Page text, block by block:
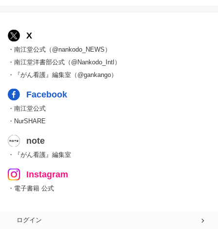
X
・南江堂公式（@nankodo_NEWS）
・南江堂洋書部公式（@Nankodo_Intl）
・『がん看護』編集室（@gankango）
Facebook
・南江堂公式
・NurSHARE
note
・『がん看護』編集室
Instagram
・電子書籍 公式
ログイン